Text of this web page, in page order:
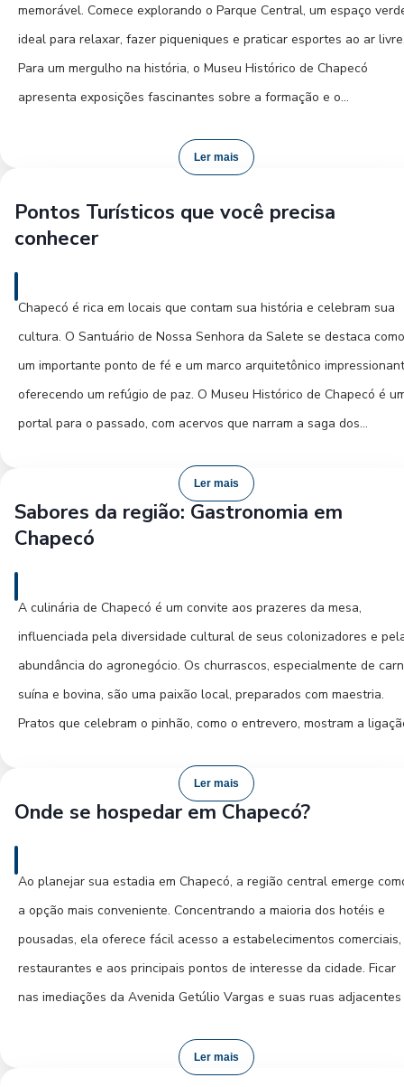
memorável. Comece explorando o Parque Central, um espaço
ideal para relaxar, fazer piqueniques e praticar esportes ao ar
Para um mergulho na história, o Museu Histórico de Chapecó
apresenta exposições fascinantes sobre a formação e o
Senhora da Salete é imperdível, tanto pela sua importância
você se interessa pelo agronegócio, o Parque de Exposições
Tancredo de Almeida Neves é um local relevante. À noite, a
culinária regional autêntica até pratos contemporâneos. A Avenida
Getúlio Vargas é um bom ponto de partida para descobrir opções
gastronômicas e de lazer noturno. Eventos culturais e shows
frequentemente animam a cidade, mostrando a vitalidade de seus
habitantes. Não deixe de experimentar os produtos coloniais em
Ler mais
Pontos Turísticos que você precisa
conhecer
Chapecó é rica em locais que contam sua história e celebram sua
cultura. O Santuário de Nossa Senhora da Salete se destaca como
um importante ponto de fé e um marco arquitetônico
oferecendo um refúgio de paz. O Museu Histórico de Chapecó é
portal para o passado, com acervos que narram a saga dos
Tancredo de Almeida Neves é fundamental para entender a
agropecuária da região e sedia grandes eventos. A Catedral
Metropolitana de Chapecó, com sua grandiosidade, é um símbolo
Ler mais
Sabores da região: Gastronomia em
Chapecó
A culinária de Chapecó é um convite aos prazeres da mesa,
influenciada pela diversidade cultural de seus colonizadores e
abundância do agronegócio. Os churrascos, especialmente de
suína e bovina, são uma paixão local, preparados com maestria.
Pratos que celebram o pinhão, como o entrevero, mostram a
massas frescas, polentas crocantes e no sabor dos vinhos
artesanais. Para uma experiência autêntica, procure pelos
Ler mais
Onde se hospedar em Chapecó?
Ao planejar sua estadia em Chapecó, a região central emerge
a opção mais conveniente. Concentrando a maioria dos hotéis e
pousadas, ela oferece fácil acesso a estabelecimentos comerciais,
restaurantes e aos principais pontos de interesse da cidade. Ficar
nas imediações da Avenida Getúlio Vargas e suas ruas
gastronômica. Para viajantes que priorizam a economia sem abrir
Ler mais